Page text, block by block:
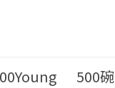
500碗